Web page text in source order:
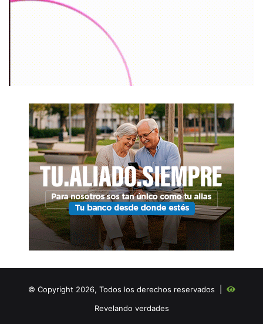
© Copyright 2026, Todos los derechos reservados |
Revelando verdades